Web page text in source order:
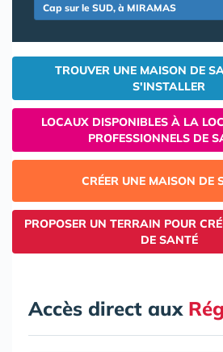
Cap sur le SUD, à MIRAMAS
TROUVER UNE MAISON DE
S'INSTALLER
LOCAUX DISPONIBLES À LA
PROFESSIONNELS DE
CRÉER UNE MAISON DE
PROPOSER UN TERRAIN POUR
DE SANTÉ
Accès direct aux